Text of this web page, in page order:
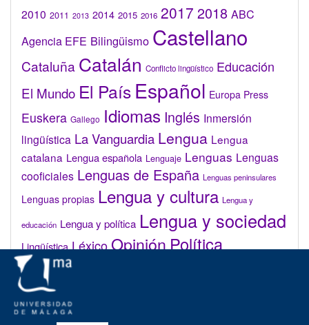
2010 2011 2013 2014 2015 2016 2017 2018 ABC
Agencia EFE Bilingüismo Castellano
Cataluña Catalán Conflicto lingüístico Educación
El Mundo El País Español Europa Press
Euskera Gallego Idiomas Inglés Inmersión
lingüística La Vanguardia Lengua Lengua
catalana Lengua española Lenguaje Lenguas Lenguas
cooficiales Lenguas de España Lenguas peninsulares
Lenguas propias Lengua y cultura Lengua y
educación Lengua y política Lengua y sociedad
Lingüística LéxicoOpiniónPolítica
lingüística
Valenciano